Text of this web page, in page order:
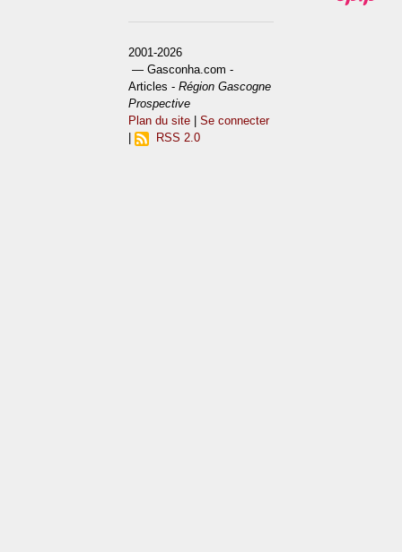
2001-2026
— Gasconha.com -
Articles -Région Gascogne
Prospective
Plan du site |Se connecter
|
RSS 2.0